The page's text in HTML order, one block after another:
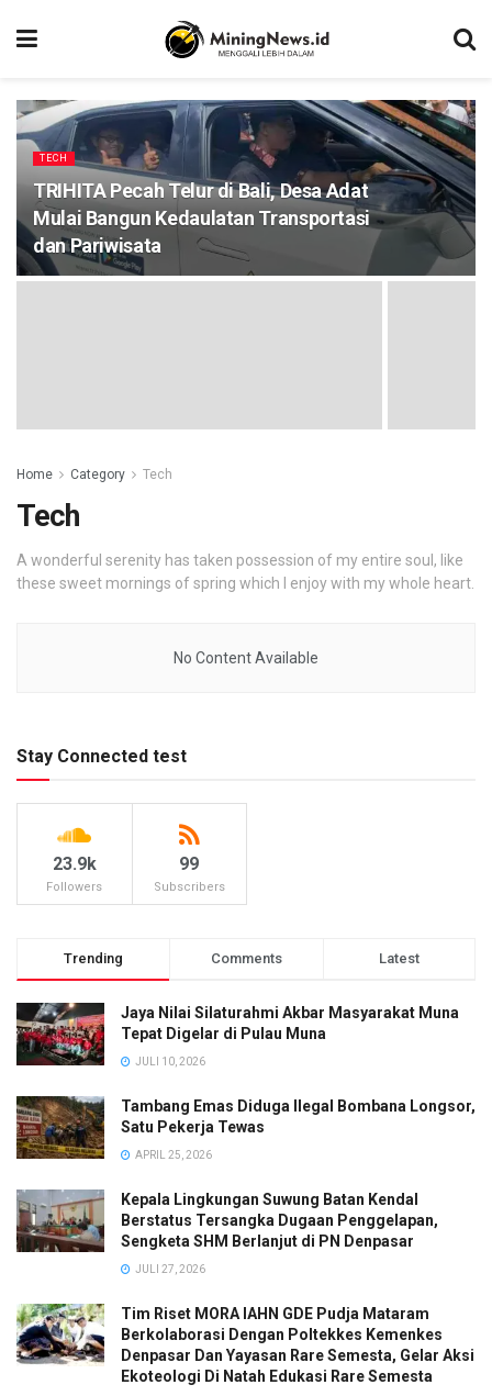
TECH
TRIHITA Pecah Telur di Bali, Desa Adat
Mulai Bangun Kedaulatan Transportasi
dan Pariwisata
Home Category Tech
Tech
A wonderful serenity has taken possession of my entire soul, like
these sweet mornings of spring which I enjoy with my whole heart.
No Content Available
Stay Connected test
23.9k
Followers
99
Subscribers
Trending Comments Latest
Jaya Nilai Silaturahmi Akbar Masyarakat Muna
Tepat Digelar di Pulau Muna
JULI 10, 2026
Tambang Emas Diduga Ilegal Bombana Longsor,
Satu Pekerja Tewas
APRIL 25, 2026
Kepala Lingkungan Suwung Batan Kendal
Berstatus Tersangka Dugaan Penggelapan,
Sengketa SHM Berlanjut di PN Denpasar
JULI 27, 2026
Tim Riset MORA IAHN GDE Pudja Mataram
Berkolaborasi Dengan Poltekkes Kemenkes
Denpasar Dan Yayasan Rare Semesta, Gelar Aksi
Ekoteologi Di Natah Edukasi Rare Semesta